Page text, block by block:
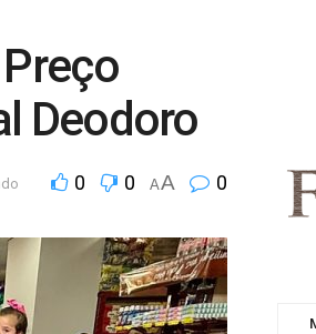
Deodoro
0 0 AA 0